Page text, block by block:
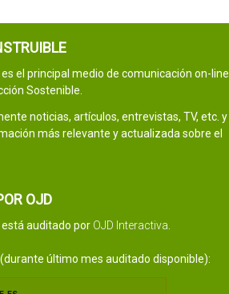
es el principal medio de comunicación on-line
Sostenible.
noticias, artículos, entrevistas, TV, etc. y
más relevante y actualizada sobre el
OJD
está auditado por OJD Interactiva
(durante último mes auditado disponible):